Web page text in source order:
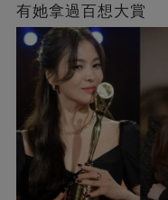
有她拿過百想大賞